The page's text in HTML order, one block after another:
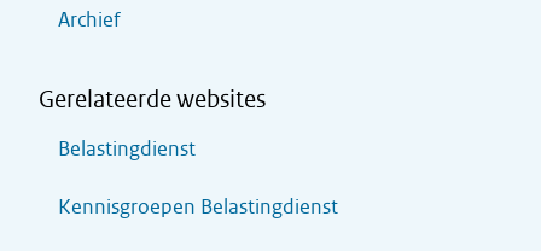
Archief
Gerelateerde websites
Belastingdienst
Kennisgroepen Belastingdienst